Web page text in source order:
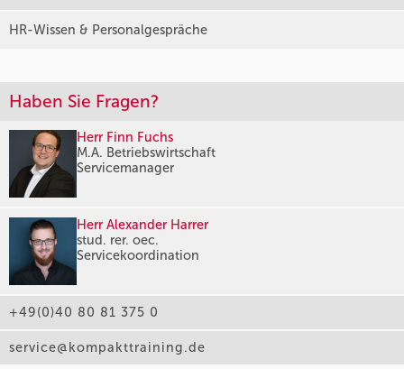
HR-Wissen & Personalgespräche
Haben Sie Fragen?
Herr Finn Fuchs
M.A. Betriebswirtschaft
Servicemanager
Herr Alexander Harrer
stud. rer. oec.
Servicekoordination
+49(0)40 80 81 375 0
service@kompakttraining.de